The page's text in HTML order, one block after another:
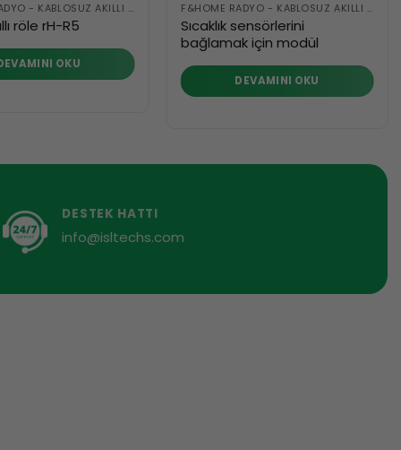
F&HOME RADYO - KABLOSUZ AKILLI BINA SISTEMI
röle rH-R5
OKU
F&HOME RADYO - KABLOSUZ AKILLI BINA SISTEMI
Sıcaklık sensörlerini
bağlamak için modül
DEVAMINI OKU
DESTEK HATTI
info@isltechs.com